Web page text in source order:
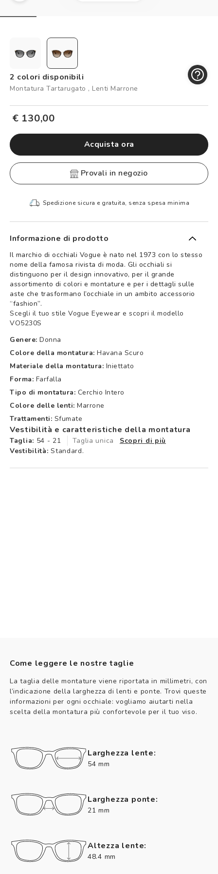
Controllo visivo
Logout
2 colori disponibili
Montatura Tartarugato , Lenti Marrone
€ 130,00
Acquista ora
provali in negozio
Spedizione sicura e gratuita, senza spesa minima
Informazione di prodotto
Il marchio di occhiali Vogue è nato nel 1973 con lo stesso
nome della famosa rivista di moda. Gli occhiali si
distinguono per il design innovativo, per il grande
assortimento di colori e montature e per i dettagli sulle
aste che trasformano l’occhiale in un ambito accessorio
“fashion”.
Scegli il tuo stile Vogue Eyewear e scopri il modello
VO5230S
Genere: Donna
Colore della montatura: Havana Scuro
Materiale della montatura: Iniettato
Forma: Farfalla
Tipo di montatura: Cerchio Intero
Colore delle lenti: Marrone
Trattamenti: Sfumate
Vestibilità e caratteristiche della montatura
Taglia: 54 - 21 Taglia unica
Scopri di più
Vestibilità: Standard.
Come leggere le nostre taglie
La taglia delle montature viene riportata in millimetri, con
l’indicazione della larghezza di lenti e ponte. Trovi queste
informazioni per ogni occhiale: vogliamo aiutarti nella
scelta della montatura più confortevole per il tuo viso.
Larghezza lente:
54 mm
Larghezza ponte:
21 mm
Altezza lente:
48.4 mm